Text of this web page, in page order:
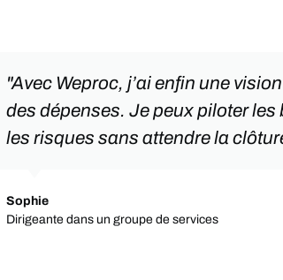
"Avec Weproc, j’ai enfin une
des dépenses. Je peux piloter
les risques sans attendre la
Sophie
Dirigeante dans un groupe de services